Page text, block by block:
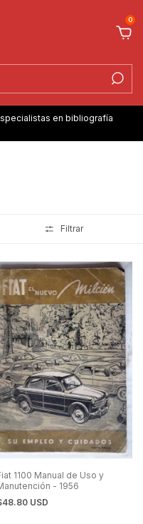
0
en bibliografía
Filtrar
1100 Manual de Uso y
- 1956
USD